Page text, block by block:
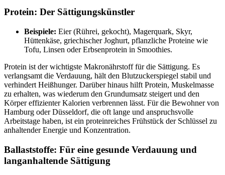
Protein: Der Sättigungskünstler
Beispiele: Eier (Rührei, gekocht), Magerquark, Skyr,
Hüttenkäse, griechischer Joghurt, pflanzliche Proteine wie
Tofu, Linsen oder Erbsenprotein in Smoothies.
Protein ist der wichtigste Makronährstoff für die Sättigung. Es
verlangsamt die Verdauung, hält den Blutzuckerspiegel stabil und
verhindert Heißhunger. Darüber hinaus hilft Protein, Muskelmasse
zu erhalten, was wiederum den Grundumsatz steigert und den
Körper effizienter Kalorien verbrennen lässt. Für die Bewohner von
Hamburg oder Düsseldorf, die oft lange und anspruchsvolle
Arbeitstage haben, ist ein proteinreiches Frühstück der Schlüssel zu
anhaltender Energie und Konzentration.
Ballaststoffe: Für eine gesunde Verdauung und
langanhaltende Sättigung